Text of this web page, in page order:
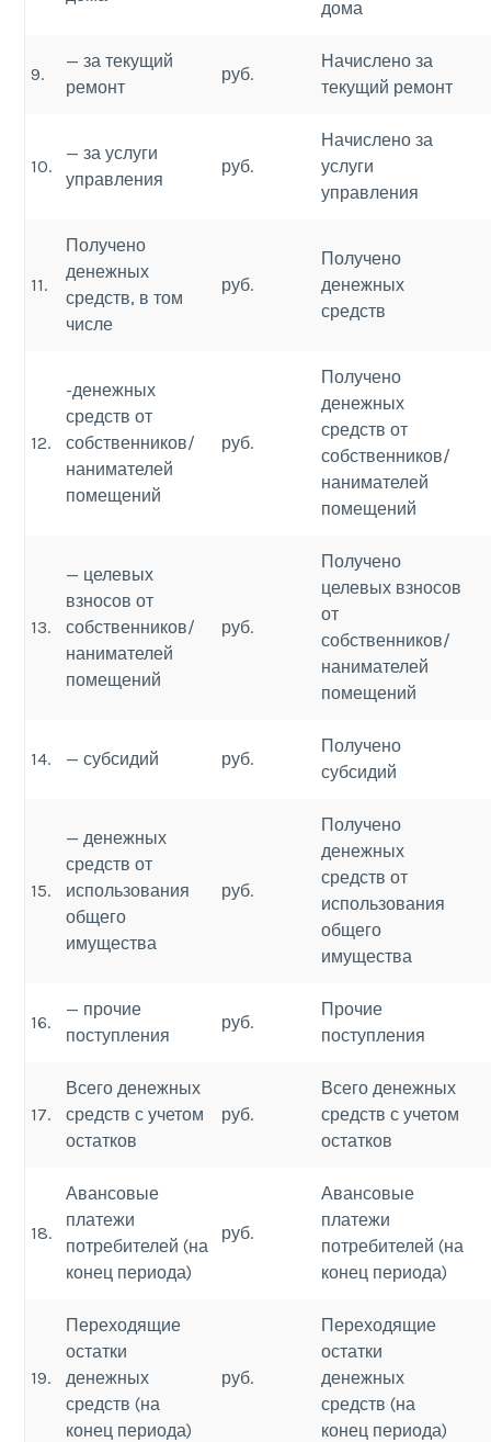
дома
9.
— за текущий
ремонт
руб.
Начислено за
текущий ремонт
10.
— за услуги
управления
руб.
Начислено за
услуги
управления
11.
Получено
денежных
средств, в том
числе
руб.
Получено
денежных
средств
12.
-денежных
средств от
собственников/
нанимателей
помещений
руб.
Получено
денежных
средств от
собственников/
нанимателей
помещений
13.
— целевых
взносов от
собственников/
нанимателей
помещений
руб.
Получено
целевых взносов
от
собственников/
нанимателей
помещений
14. — субсидий руб.
Получено
субсидий
15.
— денежных
средств от
использования
общего
имущества
руб.
Получено
денежных
средств от
использования
общего
имущества
16.
— прочие
поступления
руб.
Прочие
поступления
17.
Всего денежных
средств с учетом
остатков
руб.
Всего денежных
средств с учетом
остатков
18.
Авансовые
платежи
потребителей (на
конец периода)
руб.
Авансовые
платежи
потребителей (на
конец периода)
19.
Переходящие
остатки
денежных
средств (на
конец периода)
руб.
Переходящие
остатки
денежных
средств (на
конец периода)